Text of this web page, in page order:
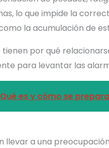
lo que impide la
la acumulación de
por qué
para levantar las
es y cómo se prepara
llevar a una